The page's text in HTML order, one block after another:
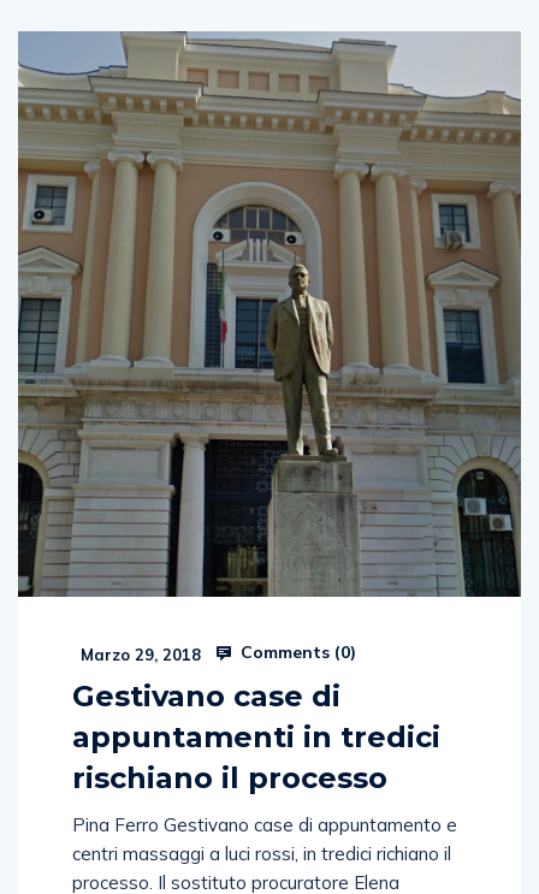
Marzo 29, 2018 Comments (0)
Gestivano case di
appuntamenti in tredici
rischiano il processo
Pina Ferro Gestivano case di appuntamento e
centri massaggi a luci rossi, in tredici richiano il
processo. Il sostituto procuratore Elena